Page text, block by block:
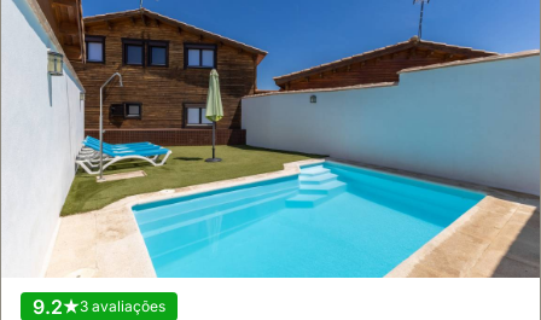
9.2 3 avaliações